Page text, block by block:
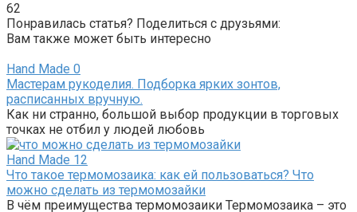
62
Понравилась статья? Поделиться с друзьями:
Вам также может быть интересно
Hand Made 0
Мастерам рукоделия. Подборка ярких зонтов,
расписанных вручную.
Как ни странно, большой выбор продукции в торговых
точках не отбил у людей любовь
Hand Made 12
Что такое термомозаика: как ей пользоваться? Что
можно сделать из термомозайки
В чём преимущества термомозаики Термомозаика – это